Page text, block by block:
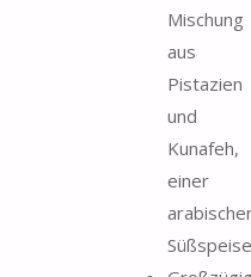
Mischung
aus
Pistazien
und
Kunafeh,
einer